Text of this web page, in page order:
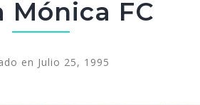
Mónica FC
en Julio 25, 1995